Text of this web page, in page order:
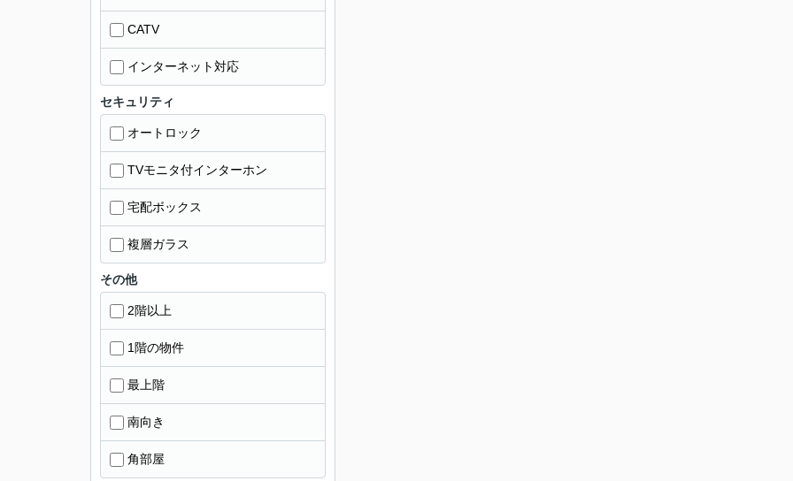
CATV
インターネット対応
セキュリティ
オートロック
TVモニタ付インターホン
宅配ボックス
複層ガラス
その他
2階以上
1階の物件
最上階
南向き
角部屋